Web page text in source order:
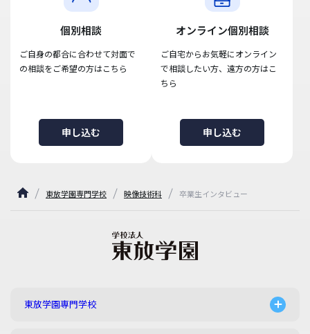
個別相談
ご自身の都合に合わせて対面で
の相談をご希望の方はこちら
申し込む
オンライン個別相談
ご自宅からお気軽にオンライン
で相談したい方、遠方の方はこ
ちら
申し込む
東放学園専門学校 映像技術科 卒業生インタビュー
東放学園専門学校